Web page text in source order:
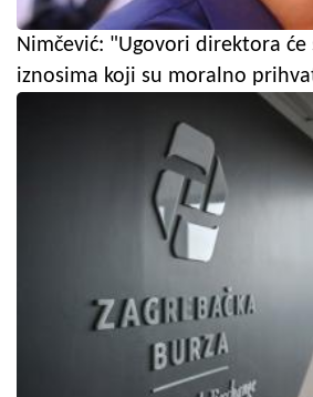
Nimčević: "Ugovori direktora će
iznosima koji su moralno